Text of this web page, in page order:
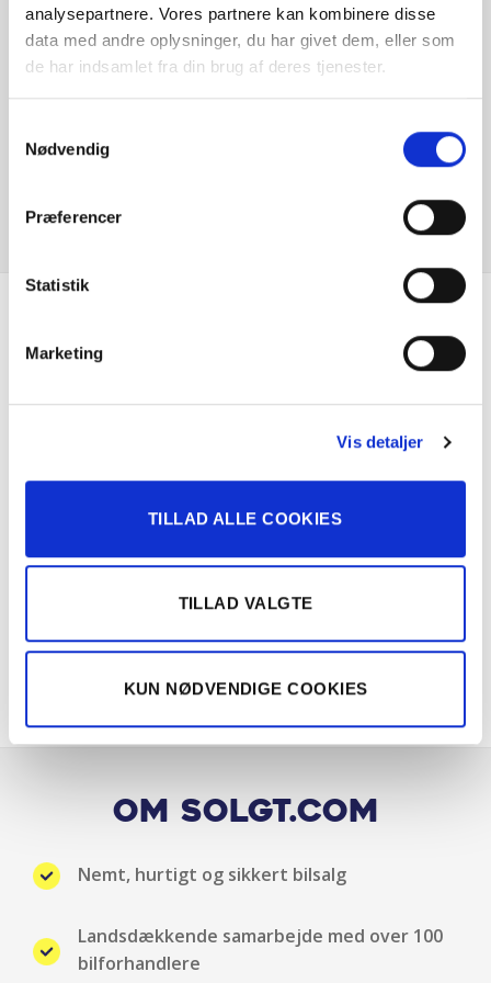
analysepartnere. Vores partnere kan kombinere disse
data med andre oplysninger, du har givet dem, eller som
de har indsamlet fra din brug af deres tjenester.
Nødvendig
Præferencer
Statistik
Marketing
Vis detaljer
TILLAD ALLE COOKIES
TILLAD VALGTE
KUN NØDVENDIGE COOKIES
Højdejusterbart passagersæde
Isofix
LED forlygter
Multifunktionsrat
Navigation
Nøglefri start
Splitbagsæde
Er du interesseret i
denne bil?
Om Solgt.com
Nemt, hurtigt og sikkert bilsalg
Landsdækkende samarbejde med over 100
bilforhandlere